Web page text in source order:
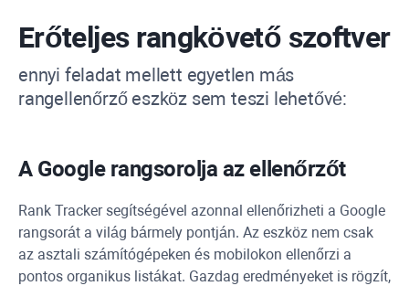
Erőteljes rangkövető szoftver
ennyi feladat mellett egyetlen más
rangellenőrző eszköz sem teszi lehetővé:
A Google rangsorolja az ellenőrzőt
Rank Trackersegítségével azonnal ellenőrizheti a Google
rangsorát a világ bármely pontján. Az eszköz nem csak
az asztali számítógépeken és mobilokon ellenőrzi a
pontos organikus listákat. Gazdag eredményeket is rögzít,